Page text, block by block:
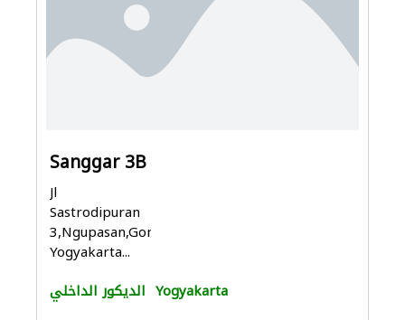
Sanggar 3B
Jl
Sastrodipuran
3,Ngupasan,Gondomanan,
Yogyakarta...
الديكور الداخلي Yogyakarta